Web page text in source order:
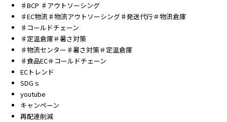
♯BCP ♯アウトソーシング
♯EC物流♯物流アウトソーシング♯発送代行＃物流倉庫
♯コールドチェーン
♯定温倉庫＃暑さ対策
♯物流センター♯暑さ対策＃定温倉庫
♯食品EC＃コールドチェーン
ECトレンド
SDGｓ
youtube
キャンペーン
再配達削減